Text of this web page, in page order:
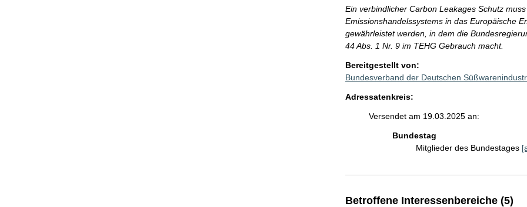
Ein verbindlicher Carbon Leakages Schutz
Emissionshandelssystems in das Europäische
gewährleistet werden, in dem die
44 Abs. 1 Nr. 9 im TEHG Gebrauch macht.
Bereitgestellt von:
Bundesverband der Deutschen
Adressatenkreis:
Versendet am 19.03.2025 an:
Bundestag
Mitglieder des Bundestages
Betroffene Interessenbereiche (5)